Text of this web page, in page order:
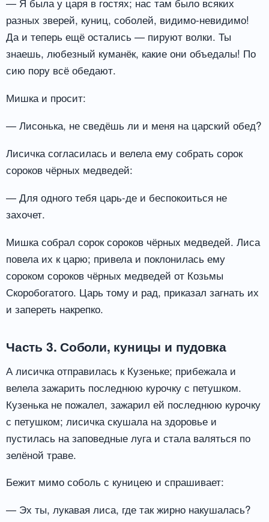
разных зверей, куниц, соболей, видимо-невидимо!
Да и теперь ещё остались — пируют волки. Ты
знаешь, любезный куманёк, какие они объедалы! По
сию пору всё обедают.
Мишка и просит:
— Лисонька, не сведёшь ли и меня на царский обед?
Лисичка согласилась и велела ему собрать сорок
сороков чёрных медведей:
— Для одного тебя царь-де и беспокоиться не
захочет.
Мишка собрал сорок сороков чёрных медведей. Лиса
повела их к царю; привела и поклонилась ему
сороком сороков чёрных медведей от Козьмы
Скоробогатого. Царь тому и рад, приказал загнать их
и запереть накрепко.
Часть 3. Соболи, куницы и пудовка
А лисичка отправилась к Кузеньке; прибежала и
велела зажарить последнюю курочку с петушком.
Кузенька не пожалел, зажарил ей последнюю курочку
с петушком; лисичка скушала на здоровье и
пустилась на заповедные луга и стала валяться по
зелёной траве.
Бежит мимо соболь с куницею и спрашивает:
— Эх ты, лукавая лиса, где так жирно накушалась?